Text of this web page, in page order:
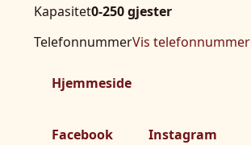
Kapasitet0-250 gjester
TelefonnummerVis telefonnummer
Hjemmeside
Facebook Instagram